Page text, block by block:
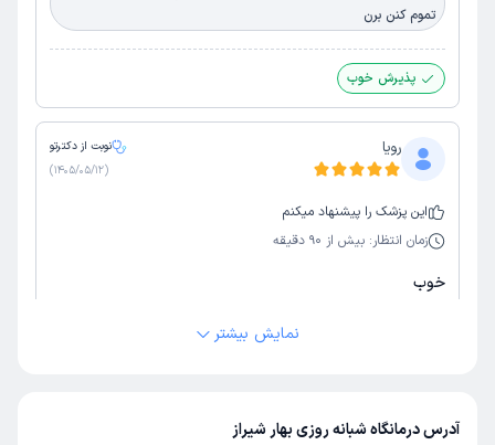
تموم کنن برن
پذیرش خوب
رویا
نوبت از دکترتو
(
1405/05/12
)
این پزشک را پیشنهاد میکنم
زمان انتظار: بیش از 90 دقیقه
خوب
علت مراجعه : درد زانو
پذیرش خوب
تعرفه مناسب
نمایش بیشتر
آدرس درمانگاه شبانه روزی بهار شیراز